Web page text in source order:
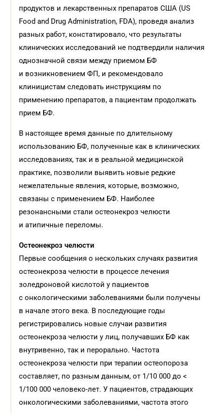
продуктов и лекарственных препаратов США (US
Food and Drug Administration, FDA), проведя анализ
разных работ, констатировало, что результаты
клинических исследований не подтвердили наличия
однозначной связи между приемом БФ
и возникновением ФП, и рекомендовало
клиницистам следовать инструкциям по
применению препаратов, а пациентам продолжать
прием БФ.
В настоящее время данные по длительному
использованию БФ, полученные как в клинических
исследованиях, так и в реальной медицинской
практике, позволили выявить новые редкие
нежелательные явления, которые, возможно,
связаны с применением БФ. Наиболее
резонансными стали остеонекроз челюсти
и атипичные переломы.
Остеонекроз челюсти
Первые сообщения о нескольких случаях развития
остеонекроза челюсти в процессе лечения
золедроновой кислотой у пациентов
с онкологическими заболеваниями были получены
в начале этого века. В последующие годы
регистрировались новые случаи развития
остеонекроза челюсти у лиц, получавших БФ как
внутривенно, так и пер­орально. Частота
остеонекроза челюсти при терапии остеопороза
составляет, по разным данным, от 1/10 000 до <
1/100 000 человеко-лет. У пациентов, страдающих
онкологическими заболеваниями, частота этого